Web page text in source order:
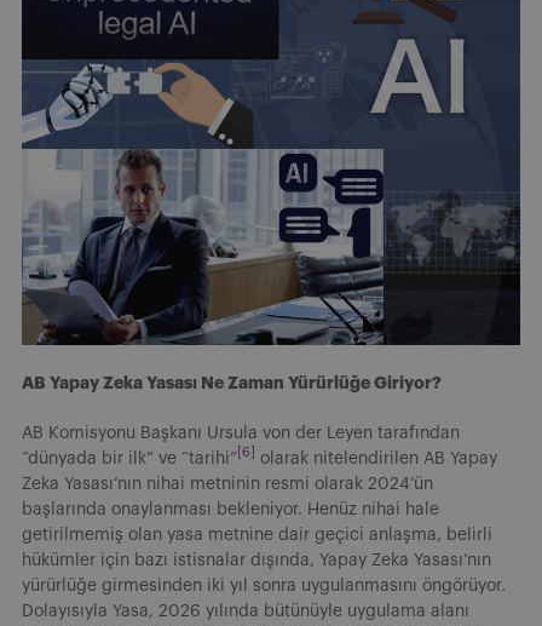
AB Yapay Zeka Yasası Ne Zaman Yürürlüğe Giriyor?
AB Komisyonu Başkanı Ursula von der Leyen tarafından
“dünyada bir ilk” ve “tarihi” [6]
olarak nitelendirilen AB Yapay
Zeka Yasası’nın nihai metninin resmi olarak 2024’ün
başlarında onaylanması bekleniyor. Henüz nihai hale
getirilmemiş olan yasa metnine dair geçici anlaşma, belirli
hükümler için bazı istisnalar dışında, Yapay Zeka Yasası’nın
yürürlüğe girmesinden iki yıl sonra uygulanmasını öngörüyor.
Dolayısıyla Yasa, 2026 yılında bütünüyle uygulama alanı